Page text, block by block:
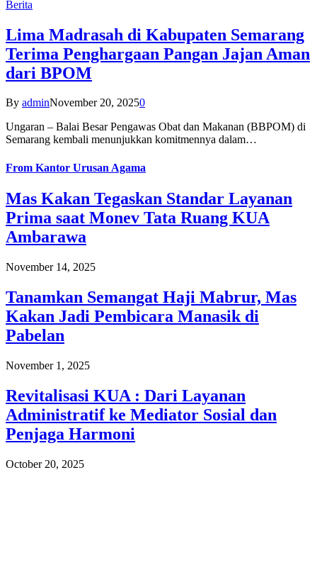
Berita
Lima Madrasah di Kabupaten Semarang
Terima Penghargaan Pangan Jajan Aman
dari BPOM
By adminNovember 20, 20250
Ungaran – Balai Besar Pengawas Obat dan Makanan (BBPOM) di
Semarang kembali menunjukkan komitmennya dalam…
From Kantor Urusan Agama
Mas Kakan Tegaskan Standar Layanan
Prima saat Monev Tata Ruang KUA
Ambarawa
November 14, 2025
Tanamkan Semangat Haji Mabrur, Mas
Kakan Jadi Pembicara Manasik di
Pabelan
November 1, 2025
Revitalisasi KUA : Dari Layanan
Administratif ke Mediator Sosial dan
Penjaga Harmoni
October 20, 2025